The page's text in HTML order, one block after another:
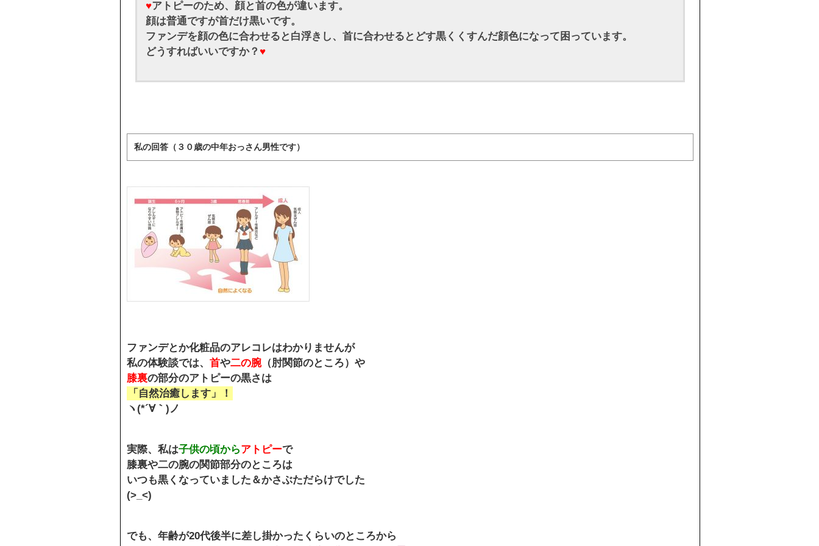
♥アトピーのため、顔と首の色が違います。
顔は普通ですが首だけ黒いです。
ファンデを顔の色に合わせると白浮きし、首に合わせるとどす黒くくすんだ顔色になって困っています。
どうすればいいですか？ ♥
私の回答（３０歳の中年おっさん男性です）
ファンデとか化粧品のアレコレはわかりませんが
私の体験談では、 首や二の腕（肘関節のところ）や
膝裏の部分のアトピーの黒さは
「自然治癒します」！
ヽ(*´∀｀)ノ
実際、私は子供の頃からアトピーで
膝裏や二の腕の関節部分のところは
いつも黒くなっていました＆かさぶただらけでした
(>_<)
でも、年齢が20代後半に差し掛かったくらいのところから